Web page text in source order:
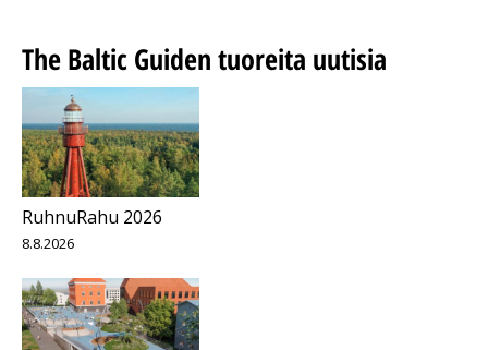
The Baltic Guiden tuoreita uutisia
RuhnuRahu 2026
8.8.2026